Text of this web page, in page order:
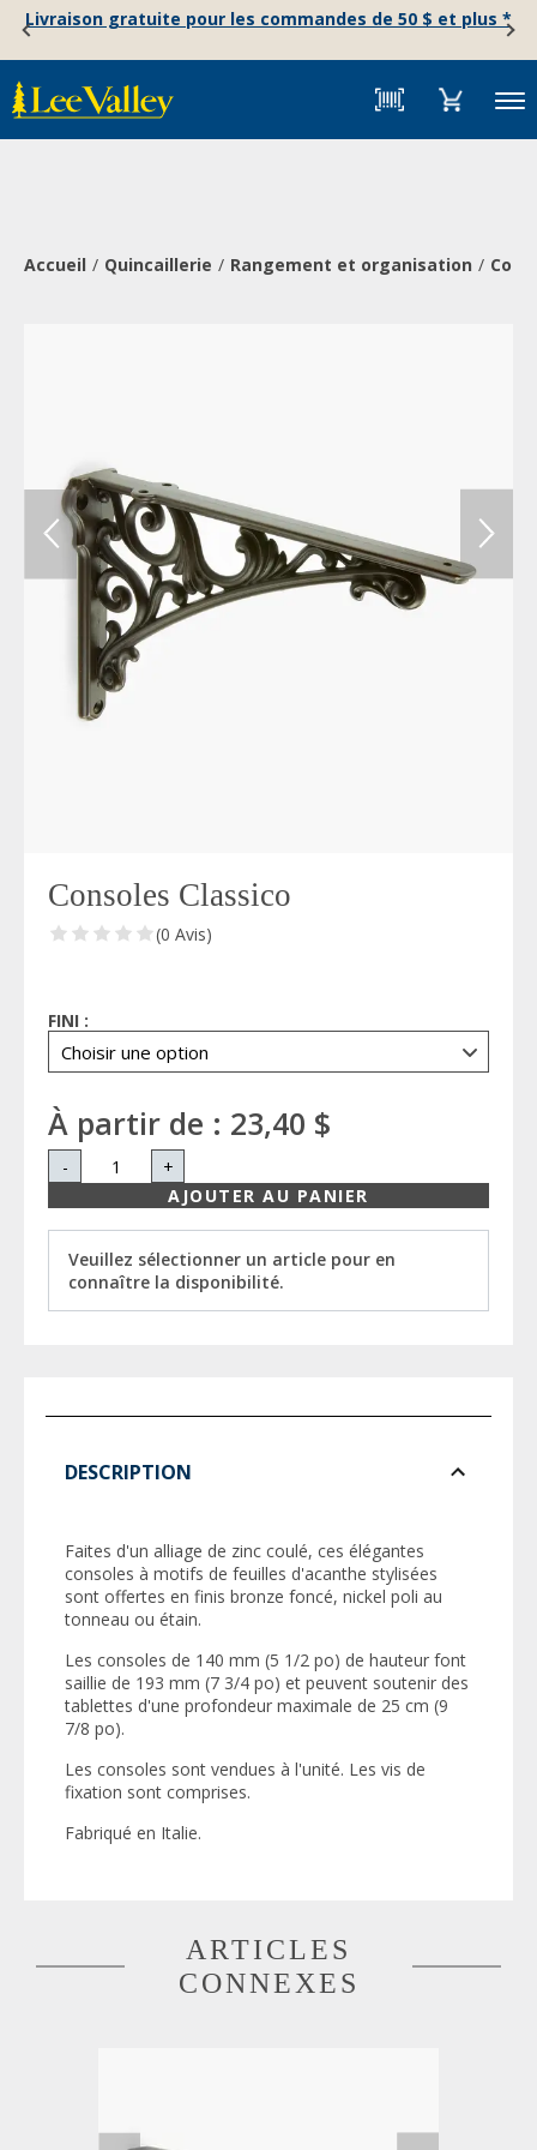
content
StatementLivraison gratuite pour les commandes de 50 $ et plus *
Menu
Accueil Quincaillerie Rangement et organisation
Consoles Classico
(0 Avis)
FINI :
À partir de : 23,40 $
-
+
AJOUTER AU PANIER
Veuillez sélectionner un article pour en
connaître la disponibilité.
DESCRIPTION
Faites d'un alliage de zinc coulé, ces élégantes
consoles à motifs de feuilles d'acanthe stylisées
sont offertes en finis bronze foncé, nickel poli au
tonneau ou étain.
Les consoles de 140 mm (5 1/2 po) de hauteur font
saillie de 193 mm (7 3/4 po) et peuvent soutenir des
tablettes d'une profondeur maximale de 25 cm (9
7/8 po).
Les consoles sont vendues à l'unité. Les vis de
fixation sont comprises.
Fabriqué en Italie.
ARTICLES
CONNEXES